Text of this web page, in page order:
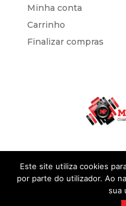
Minha conta
Carrinho
Finalizar compras
Este site utiliza cookies
por parte do utilizador. Ao
sua